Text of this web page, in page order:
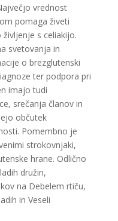
vrednost
pomaga živeti
s celiakijo.
svetovanja in
o brezglutenski
ter podpora pri
imajo tudi
srečanja članov in
občutek
Pomembno je
strokovnjaki,
hrane. Odlično
družin,
na Debelem rtiču,
in Veseli